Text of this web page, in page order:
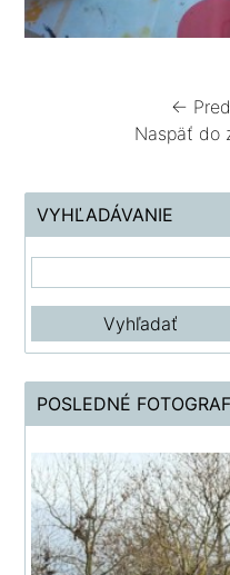
←
Naspäť do
VYHĽADÁVANIE
POSLEDNÉ